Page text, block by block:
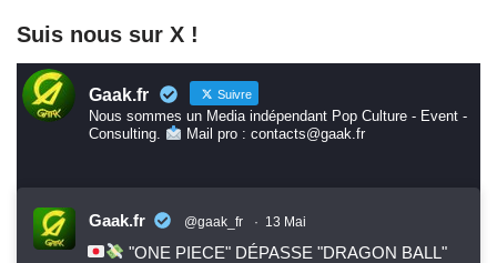
Suis nous sur X !
Gaak.fr Suivre
Nous sommes un Media indépendant Pop Culture - Event -
Consulting.
Mail pro : contacts@gaak.fr
Gaak.fr @gaak_fr · 13 Mai
"ONE PIECE" DÉPASSE "DRAGON BALL"